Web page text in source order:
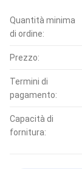
Quantità minima
di ordine:
Prezzo:
Termini di
pagamento:
Capacità di
fornitura: